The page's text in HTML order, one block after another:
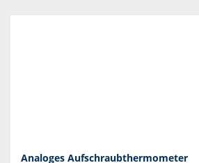
Analoges Aufschraubthermometer